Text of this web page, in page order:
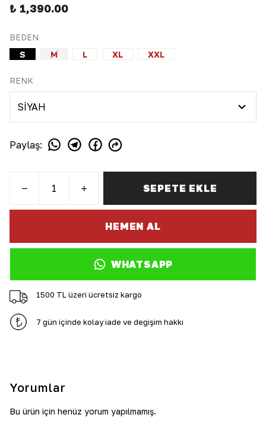
₺ 1,390.00
BEDEN
S
M L XL XXL
RENK
Paylaş:
SEPETE EKLE
HEMEN AL
WHATSAPP
1500 TL üzeri ücretsiz kargo
7 gün içinde kolay iade ve değişim hakkı
Yorumlar
Bu ürün için henüz yorum yapılmamış.